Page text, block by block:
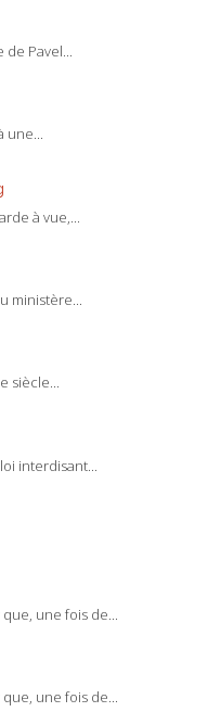
Pavel...
une...
à vue,...
ministère...
siècle...
interdisant...
une fois de...
une fois de...